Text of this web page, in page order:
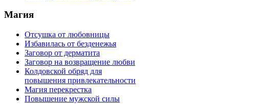
Магия
Отсушка от любовницы
Избавилась от безденежья
Заговор от дерматита
Заговор на возвращение любви
Колдовской обряд для
повышения привлекательности
Магия перекрестка
Повышение мужской силы